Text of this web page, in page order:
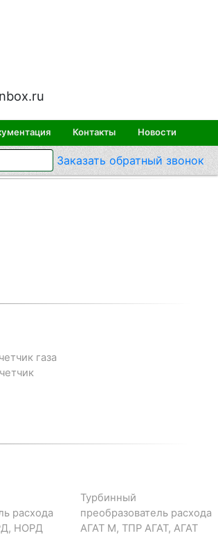
Контакты Новости
Заказать обратный звонок
газа
расхода
НОРД
Турбинный
преобразователь расхода
АГАТ М, ТПР АГАТ, АГАТ